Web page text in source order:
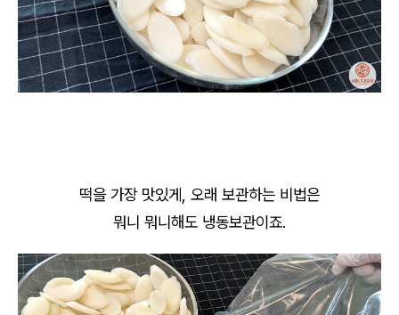
떡을 가장 맛있게, 오래 보관하는 비법은
뭐니 뭐니해도 냉동보관이죠.